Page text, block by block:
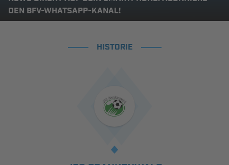
DEN BFV-WHATSAPP-KANAL!
HISTORIE